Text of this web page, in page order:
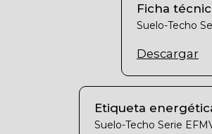
Ficha
Suelo-Techo
Descargar
Etiqueta
Suelo-Techo Serie